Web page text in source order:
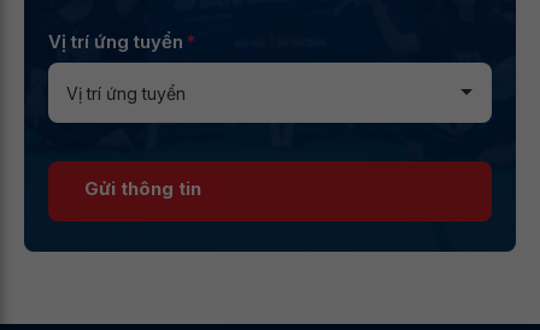
Vị trí ứng tuyển *
Gửi thông tin